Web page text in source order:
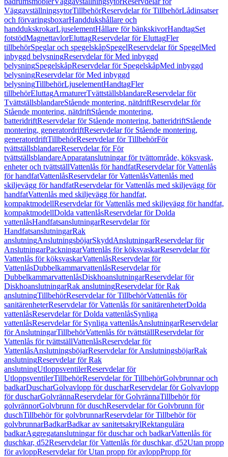
VäggavställningsytorTillbehörReservdelar för TillbehörLådinsatser
och förvaringsboxarHanddukshållare och
handdukskrokarLjuselementHållare för bänkskivorHandtagSet
fotstödMagnettavlorEluttagReservdelar för EluttagFler
tillbehörSpeglar och spegelskåpSpegelReservdelar för SpegelMed
inbyggd belysningReservdelar för Med inbyggd
belysningSpegelskåpReservdelar för SpegelskåpMed inbyggd
belysningReservdelar för Med inbyggd
belysningTillbehörLjuselementHandtagFler
tillbehörEluttagArmaturerTvättställsblandareReservdelar för
TvättställsblandareStående montering, nätdriftReservdelar för
Stående montering, nätdriftStående montering,
batteridriftReservdelar för Stående montering, batteridriftStående
montering, generatordriftReservdelar för Stående montering,
generatordriftTillbehörReservdelar för TillbehörFör
tvättställsblandareReservdelar för För
tvättställsblandareApparatanslutningar för tvättområde, köksvask,
enheter och tvättställVattenlås för handfatReservdelar för Vattenlås
för handfatVattenlåsReservdelar för VattenlåsVattenlås med
skiljevägg för handfatReservdelar för Vattenlås med skiljevägg för
handfatVattenlås med skiljevägg för handfat,
kompaktmodellReservdelar för Vattenlås med skiljevägg för handfat,
kompaktmodellDolda vattenlåsReservdelar för Dolda
vattenlåsHandfatsanslutningarReservdelar för
HandfatsanslutningarRak
anslutningAnslutningsböjarSkyddAnslutningarReservdelar för
AnslutningarPackningarVattenlås för köksvaskarReservdelar för
Vattenlås för köksvaskarVattenlåsReservdelar för
VattenlåsDubbelkammarvattenlåsReservdelar för
DubbelkammarvattenlåsDiskhoanslutningarReservdelar för
DiskhoanslutningarRak anslutningReservdelar för Rak
anslutningTillbehörReservdelar för TillbehörVattenlås för
sanitärenheterReservdelar för Vattenlås för sanitärenheterDolda
vattenlåsReservdelar för Dolda vattenlåsSynliga
vattenlåsReservdelar för Synliga vattenlåsAnslutningarReservdelar
för AnslutningarTillbehörVattenlås för tvättställReservdelar för
Vattenlås för tvättställVattenlåsReservdelar för
VattenlåsAnslutningsböjarReservdelar för AnslutningsböjarRak
anslutningReservdelar för Rak
anslutningUtloppsventilerReservdelar för
UtloppsventilerTillbehörReservdelar för TillbehörGolvbrunnar och
badkarDuscharGolvavlopp för duscharReservdelar för Golvavlopp
för duscharGolvrännaReservdelar för GolvrännaTillbehör för
golvrännorGolvbrunn för duschReservdelar för Golvbrunn för
duschTillbehör för golvbrunnarReservdelar för Tillbehör för
golvbrunnarBadkarBadkar av sanitetsakrylRektangulära
badkarAggregatanslutningar för duschar och badkarVattenlås för
duschkar, d52Reservdelar för Vattenlås för duschkar, d52Utan propp
för avloppReservdelar för Utan propp för avloppPropp för